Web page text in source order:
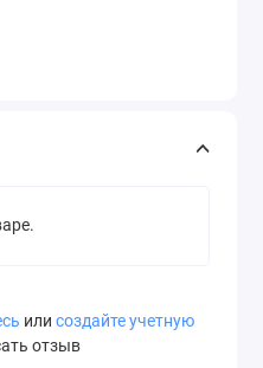
или создайте учетную
отзыв